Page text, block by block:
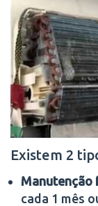
Existem 2
Manutenção
cada 1 mês